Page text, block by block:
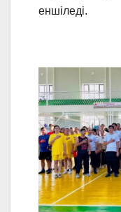
еншіледі.